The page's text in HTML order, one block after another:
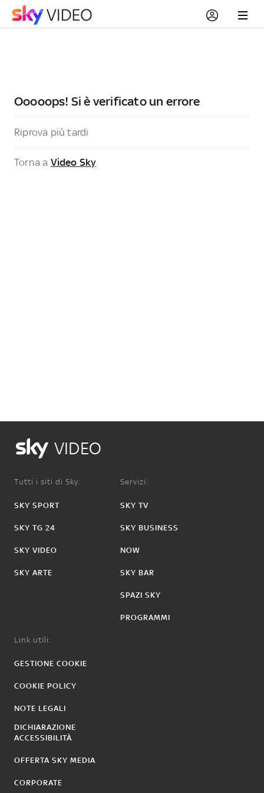
Ooooops! Si è verificato un errore
Riprova più tardi
Torna a Video Sky
VIDEO
Tutti i siti di Sky:
SKY SPORT
SKY TG 24
SKY VIDEO
SKY ARTE
Servizi:
SKY TV
SKY BUSINESS
NOW
SKY BAR
SPAZI SKY
PROGRAMMI
Link utili:
GESTIONE COOKIE
COOKIE POLICY
NOTE LEGALI
DICHIARAZIONE
ACCESSIBILITÀ
OFFERTA SKY MEDIA
CORPORATE